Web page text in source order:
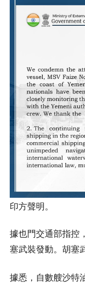
印方聲明。
據也門交通部指控
塞武裝發動。胡塞
據悉，自數艘沙特